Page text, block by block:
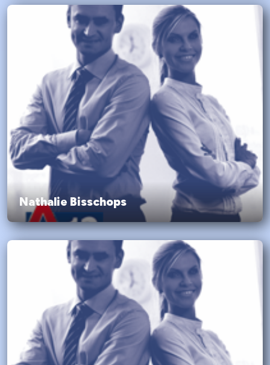
Nathalie Bisschops